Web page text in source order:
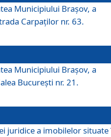
Municipiului Brașov, a
Carpaților nr. 63.
Municipiului Brașov, a
București nr. 21.
juridice a imobilelor situate